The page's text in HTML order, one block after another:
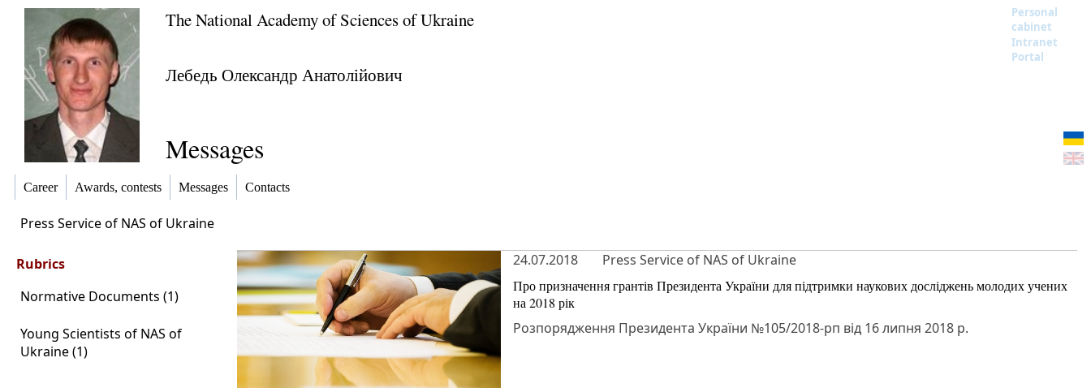
The National Academy of Sciences of Ukraine
Personal
cabinet
Intranet
Portal
Лебедь Олександр Анатолійович
Messages
Career Awards, contests Messages Contacts
Press Service of NAS of Ukraine
Rubrics
Normative Documents (1)
Young Scientists of NAS of
Ukraine (1)
24.07.2018 Press Service of NAS of Ukraine
Про призначення грантів Президента України для підтримки наукових досліджень молодих учених
на 2018 рік
Розпорядження Президента України №105/2018-рп від 16 липня 2018 р.